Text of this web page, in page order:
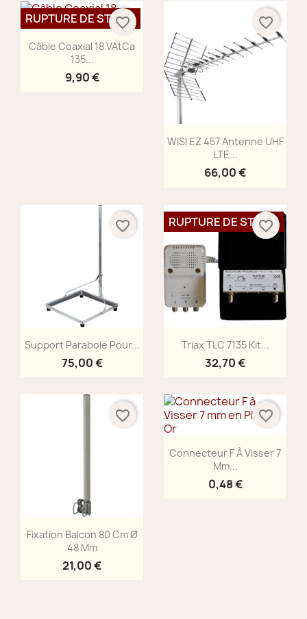
Aperçu rapide
Câble Coaxial 18 VAtCa
135...
9,90 €
RUPTURE DE STOCK
favorite_border
Aperçu rapide
WISI EZ 457 Antenne UHF
LTE...
66,00 €
favorite_border
Aperçu rapide
Support Parabole Pour...
75,00 €
favorite_border
Aperçu rapide
Triax TLC 7135 Kit...
32,70 €
RUPTURE DE STOCK
favorite_border
Aperçu rapide
Fixation Balcon 80 Cm Ø
48 Mm
21,00 €
favorite_border
Aperçu rapide
Connecteur F À Visser 7
Mm...
0,48 €
favorite_border